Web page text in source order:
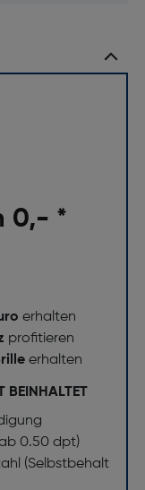
0,- *
erhalten
profitieren
erhalten
BEINHALTET
0.50 dpt)
(Selbstbehalt